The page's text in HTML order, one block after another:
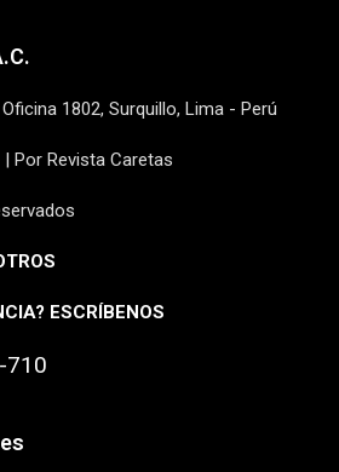
1802, Surquillo, Lima - Perú
Por Revista Caretas
ESCRÍBENOS
710